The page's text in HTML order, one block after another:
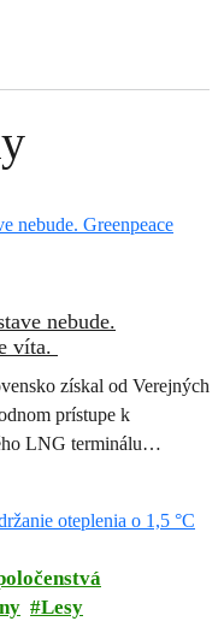
nebude.
víta.
získal od Verejných
prístupe k
LNG terminálu
projektu…
Lesy